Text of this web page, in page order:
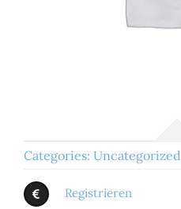
Categories: Uncategorized
Registrieren